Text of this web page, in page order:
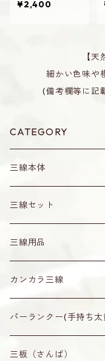
チュラル) ティ
¥2,400
【
細かい色味や
(備考欄等に記
CATEGORY
三線本体
三線セット
真壁型（通常サイズ）
小さめサイズ
三線用品
爪（バチ）・ピック
水牛角製（黒）
オランダ牛角製（茶・赤牛
ティーガ
ティーガ
ティーガ留め
カンカラ三線
無地
なんじぃ
パーランクー(手持ち太
無地
三板（さんば）